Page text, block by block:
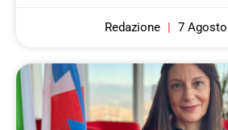
Redazione 7